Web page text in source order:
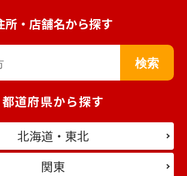
所・店舗名から探す
都道府県から探す
北海道・東北
関東